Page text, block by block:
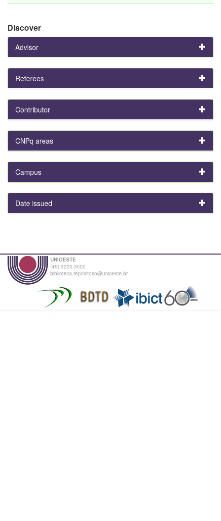
Discover
Advisor
Referees
Contributor
CNPq areas
Campus
Date issued
UNIOESTE
(45) 3220-3000
biblioteca.repositorio@unioeste.br